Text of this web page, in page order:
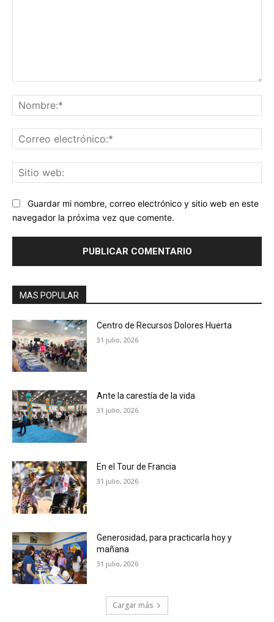
Guardar mi nombre, correo electrónico y sitio web en este
navegador la próxima vez que comente.
MAS POPULAR
Centro de Recursos Dolores Huerta
31 julio, 2026
Ante la carestía de la vida
31 julio, 2026
En el Tour de Francia
31 julio, 2026
Generosidad, para practicarla hoy y
mañana
31 julio, 2026
Cargar más